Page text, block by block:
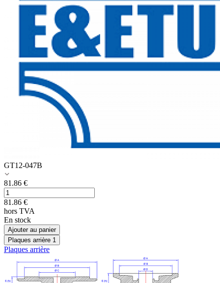
GT12-047B
81.86 €
81.86 €
hors TVA
En stock
Ajouter au panier
Plaques arrière 1
Plaques arrière